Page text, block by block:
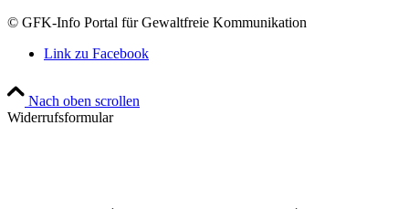
© GFK-Info Portal für Gewaltfreie Kommunikation
Link zu Facebook
Nach oben scrollen
Widerrufsformular